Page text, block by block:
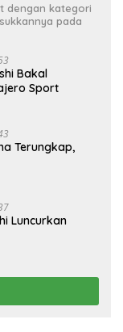
dengan kategori
pada
Bakal
Sport
Terungkap,
Luncurkan